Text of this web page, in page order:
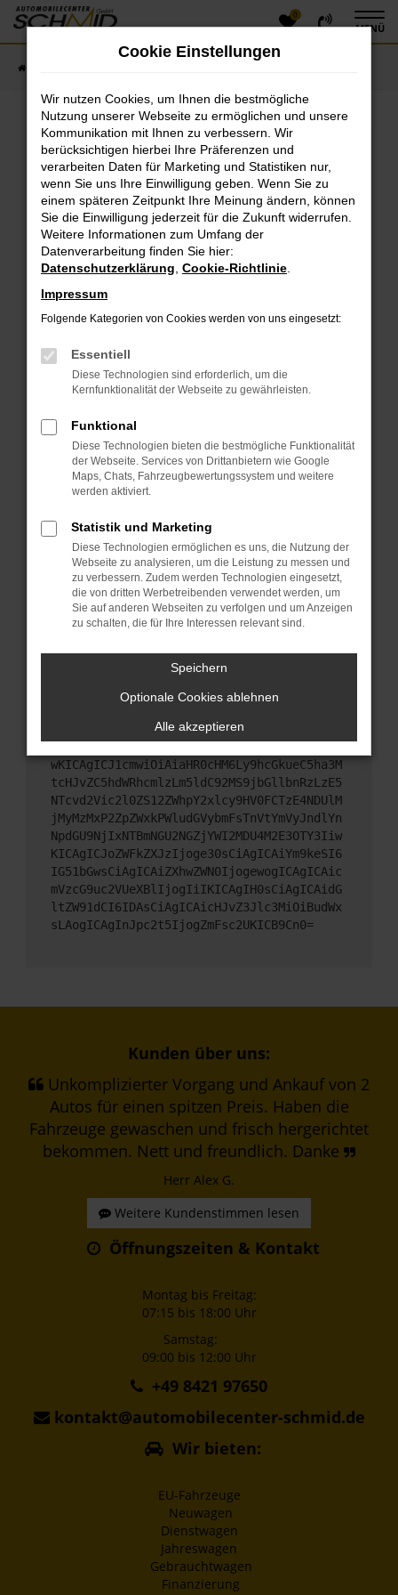
Zum
Hauptinhalt
0
MENÜ
Fehler: Network Error
Beim Laden ist ein Fehler aufgetreten.
Hier sind ein paar Tipps, die dir helfen können:
Überprüfe deine Firewall und deine
Internetverbindung.
Laden andere Webseiten, zum Beispiel deine
Suchmaschine?
Prüfe deine Browsererweiterungen.
das Laden bestimmter Seiten verhindern.
Funktioniert die Seite in einem anderen Browser
oder in einem privaten Fenster?
Das kann manchmal helfen, vorübergehende
Probleme zu beheben.
Stelle sicher, dass dein Browser und dein
Betriebssystem auf dem neuesten Stand sind.
Sicherheitsrisiko, sondern kann auch dazu führen,
dass bestimmte Funktionen nicht mehr
unterstützt werden.
Wende dich an den Webseitenbetreiber.
Wenn du alle oben genannten Schritte versucht
hast, kontaktiere uns bitte. Wir werden versuchen,
das Problem zu beheben. Du kannst uns diesen
Text schicken, um uns bei der Fehlersuche zu
unterstützen:
ewogICJuYW1lIjogIk5ldHdvcmtFcnJvciIsCiAgI
mNvbmZpZyI6IHsKICAgICJtZXRob2QiOiAiR0VUIi
wKICAgICJ1cmwiOiAiaHR0cHM6Ly9hcGkueC5ha3M
tcHJvZC5hdWRhcmlzLm5ldC92MS9jbGllbnRzLzE5
NTcvd2Vic2l0ZS12ZWhpY2xlcy9HV0FCTzE4NDUlM
jMyMzMxP2ZpZWxkPWludGVybmFsTnVtYmVyJndlYn
NpdGU9NjIxNTBmNGU2NGZjYWI2MDU4M2E3OTY3Iiw
KICAgICJoZWFkZXJzIjoge30sCiAgICAiYm9keSI6
IG51bGwsCiAgICAiZXhwZWN0IjogewogICAgICAic
mVzcG9uc2VUeXBlIjogIiIKICAgIH0sCiAgICAidG
ltZW91dCI6IDAsCiAgICAicHJvZ3Jlc3MiOiBudWx
sLAogICAgInJpc2t5IjogZmFsc2UKICB9Cn0=
Kunden über uns:
Unkomplizierter Vorgang und Ankauf von 2
Autos für einen spitzen Preis. Haben die
Fahrzeuge gewaschen und frisch hergerichtet
bekommen. Nett und freundlich. Danke
Herr Alex G.
Weitere Kundenstimmen lesen
Öffnungszeiten & Kontakt
Montag bis Freitag:
07:15 bis 18:00 Uhr
Samstag:
09:00 bis 12:00 Uhr
+49 8421 97650
kontakt@automobilecenter-schmid.de
Wir bieten:
EU-Fahrzeuge
Neuwagen
Dienstwagen
Jahreswagen
Gebrauchtwagen
Finanzierung
Cookie Einstellungen
Wir nutzen Cookies, um Ihnen die bestmögliche
Nutzung unserer Webseite zu ermöglichen und unsere
Kommunikation mit Ihnen zu verbessern. Wir
berücksichtigen hierbei Ihre Präferenzen und
verarbeiten Daten für Marketing und Statistiken nur,
wenn Sie uns Ihre Einwilligung geben. Wenn Sie zu
einem späteren Zeitpunkt Ihre Meinung ändern, können
Sie die Einwilligung jederzeit für die Zukunft widerrufen.
Weitere Informationen zum Umfang der
Datenverarbeitung finden Sie hier:
Datenschutzerklärung Cookie-Richtlinie
Impressum
Folgende Kategorien von Cookies werden von uns eingesetzt:
Essentiell
Diese Technologien sind erforderlich, um die
Kernfunktionalität der Webseite zu gewährleisten.
Funktional
Diese Technologien bieten die bestmögliche Funktionalität
der Webseite. Services von Drittanbietern wie Google
Maps, Chats, Fahrzeugbewertungssystem und weitere
werden aktiviert.
Statistik und Marketing
Diese Technologien ermöglichen es uns, die Nutzung der
Webseite zu analysieren, um die Leistung zu messen und
zu verbessern. Zudem werden Technologien eingesetzt,
die von dritten Werbetreibenden verwendet werden, um
Sie auf anderen Webseiten zu verfolgen und um Anzeigen
zu schalten, die für Ihre Interessen relevant sind.
Speichern
Optionale Cookies ablehnen
Alle akzeptieren